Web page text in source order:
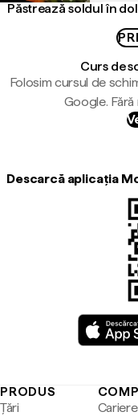
Păstrează soldul în
Curs de
Folosim cursul de
Google.
Descarcă aplicația
PRODUS
Țări
Cariere